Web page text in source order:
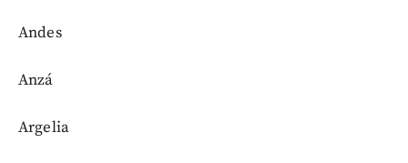
Andes
Anzá
Argelia